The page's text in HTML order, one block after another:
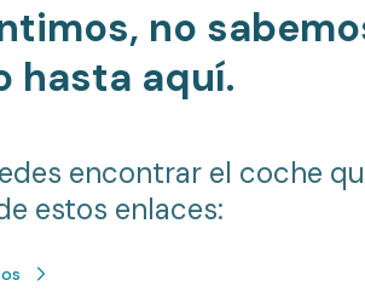
no
hasta aquí.
encontrar el coche
estos enlaces: